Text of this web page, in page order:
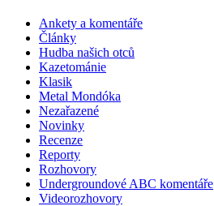
Ankety a komentáře
Články
Hudba našich otců
Kazetománie
Klasik
Metal Mondóka
Nezařazené
Novinky
Recenze
Reporty
Rozhovory
Undergroundové ABC komentáře
Videorozhovory